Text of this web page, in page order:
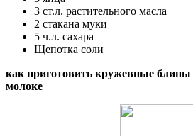
3 ст.л. растительного масла
2 стакана муки
5 ч.л. сахара
Щепотка соли
как приготовить кружевные блины
молоке